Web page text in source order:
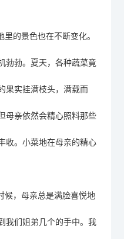
的景色也在不断变化。
勃勃。夏天，各种蔬菜竟
果实挂满枝头，满载而
母亲依然会精心照料那些
收。小菜地在母亲的精心
候，母亲总是满脸喜悦地
我们姐弟几个的手中。我